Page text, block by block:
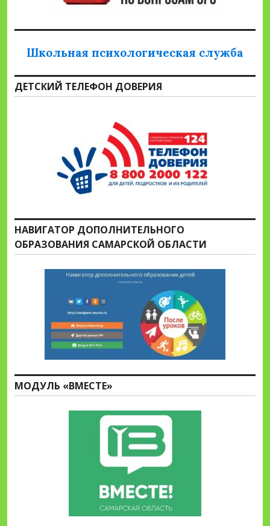
Школьная психологическая служба
ДЕТСКИЙ ТЕЛЕФОН ДОВЕРИЯ
НАВИГАТОР ДОПОЛНИТЕЛЬНОГО
ОБРАЗОВАНИЯ САМАРСКОЙ ОБЛАСТИ
МОДУЛЬ «ВМЕСТЕ»